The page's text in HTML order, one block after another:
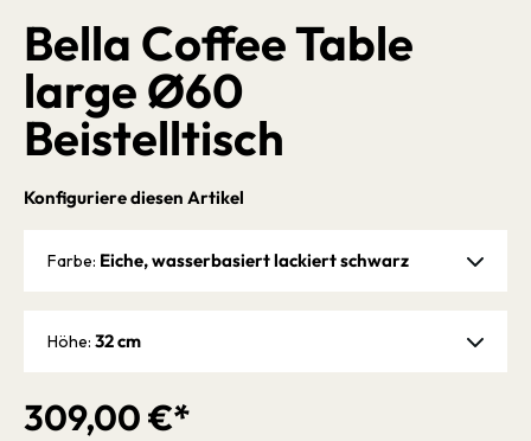
Bella Coffee Table
large Ø60
Beistelltisch
309,00 €*
Konfiguriere diesen Artikel
Farbe: Eiche, wasserbasiert lackiert schwarz
Höhe: 32 cm